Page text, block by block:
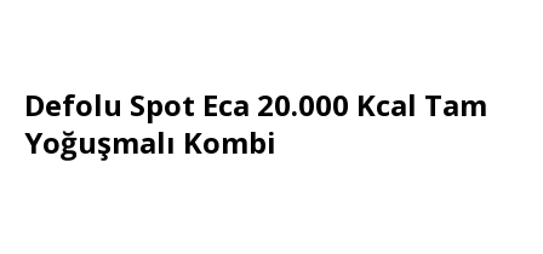
Defolu Spot Eca 20.000 Kcal Tam
Yoğuşmalı Kombi